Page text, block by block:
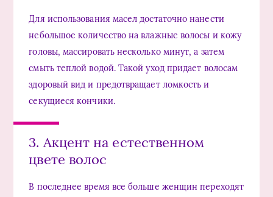
Для использования масел достаточно нанести
небольшое количество на влажные волосы и кожу
головы, массировать несколько минут, а затем
смыть теплой водой. Такой уход придает волосам
здоровый вид и предотвращает ломкость и
секущиеся кончики.
3. Акцент на естественном
цвете волос
В последнее время все больше женщин переходят